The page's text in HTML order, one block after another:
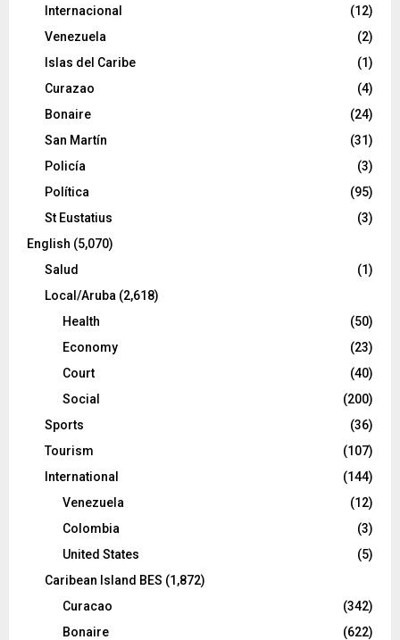
Internacional
(12)
Venezuela
(2)
Islas del Caribe
(1)
Curazao
(4)
Bonaire
(24)
San Martín
(31)
Policía
(3)
Política
(95)
St Eustatius
(3)
English (5,070)
Salud
(1)
Local/Aruba (2,618)
Health
(50)
Economy
(23)
Court
(40)
Social
(200)
Sports
(36)
Tourism
(107)
International
(144)
Venezuela
(12)
Colombia
(3)
United States
(5)
Caribean Island BES (1,872)
Curacao
(342)
Bonaire
(622)